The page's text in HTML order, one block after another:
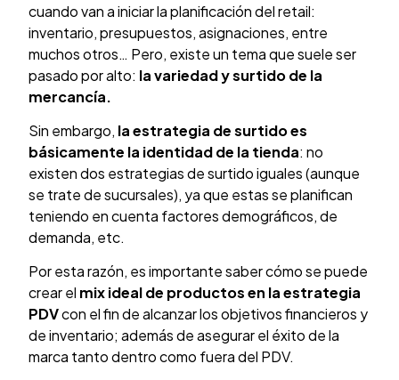
cuando van a iniciar la planificación del retail:
inventario, presupuestos, asignaciones, entre
muchos otros… Pero, existe un tema que suele ser
pasado por alto: la variedad y surtido de la
mercancía.
Sin embargo, la estrategia de surtido es
básicamente la identidad de la tienda: no
existen dos estrategias de surtido iguales (aunque
se trate de sucursales), ya que estas se planifican
teniendo en cuenta factores demográficos, de
demanda, etc.
Por esta razón, es importante saber cómo se puede
crear el mix ideal de productos en la estrategia
PDVcon el fin de alcanzar los objetivos financieros y
de inventario; además de asegurar el éxito de la
marca tanto dentro como fuera del PDV.